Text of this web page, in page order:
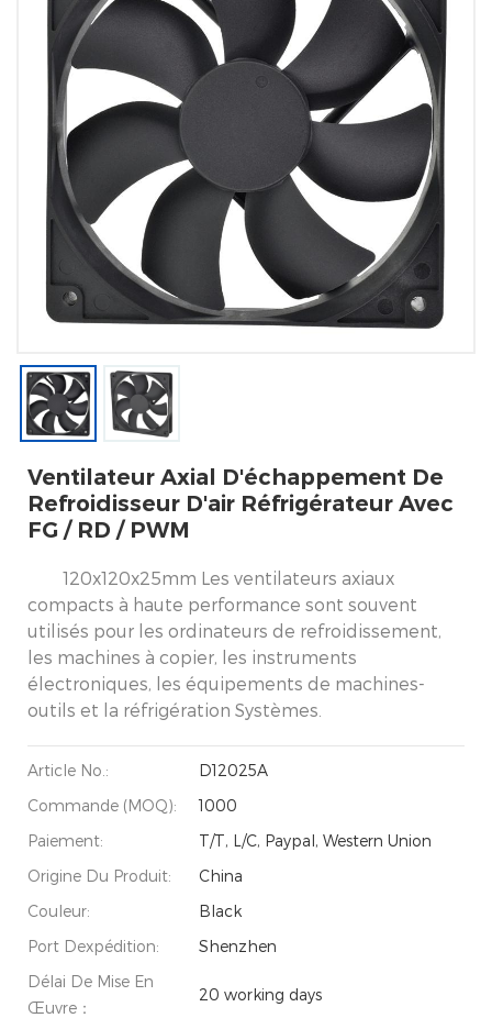
Ventilateur Axial D'échappement De
Refroidisseur D'air Réfrigérateur Avec
FG / RD / PWM
120x120x25mm Les ventilateurs axiaux
compacts à haute performance sont souvent
utilisés pour les ordinateurs de refroidissement,
les machines à copier, les instruments
électroniques, les équipements de machines-
outils et la réfrigération Systèmes.
Article No.:
D12025A
Commande (MOQ):
1000
Paiement:
T/T, L/C, Paypal, Western Union
Origine Du Produit:
China
Couleur:
Black
Port Dexpédition:
Shenzhen
Délai De Mise En
Œuvre：
20 working days